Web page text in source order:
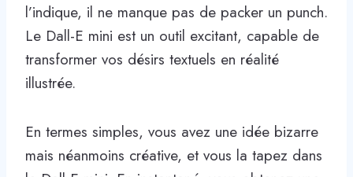
l’indique, il ne manque pas de packer un punch.
Le Dall-E mini est un outil excitant, capable de
transformer vos désirs textuels en réalité
illustrée.
En termes simples, vous avez une idée bizarre
mais néanmoins créative, et vous la tapez dans